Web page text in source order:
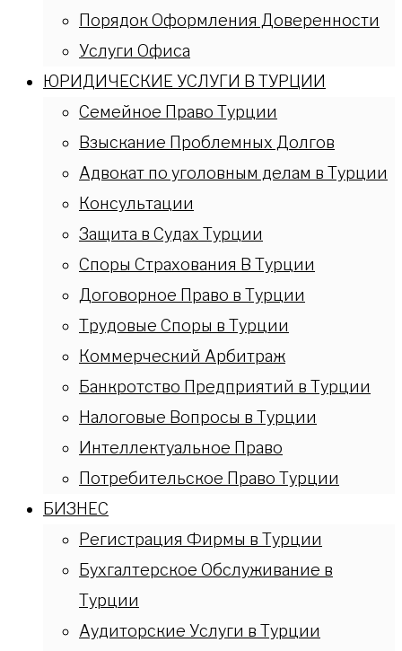
Порядок Оформления Доверенности
Услуги Офиса
ЮРИДИЧЕСКИЕ УСЛУГИ В ТУРЦИИ
Семейное Право Турции
Взыскание Проблемных Долгов
Адвокат по уголовным делам в Турции
Консультации
Защита в Судах Турции
Споры Страхования В Турции
Договорное Право в Турции
Трудовые Споры в Турции
Коммерческий Арбитраж
Банкротство Предприятий в Турции
Налоговые Вопросы в Турции
Интеллектуальное Право
Потребительское Право Турции
БИЗНЕС
Регистрация Фирмы в Турции
Бухгалтерское Обслуживание в
Турции
Аудиторские Услуги в Турции